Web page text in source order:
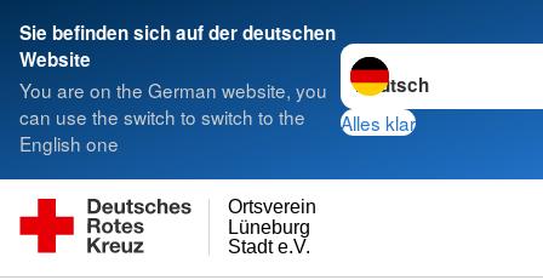
Sie befinden sich auf der deutschen
Website
You are on the German website, you
can use the switch to switch to the
English one
Sprache wechseln zu
Alles klar
Stadt e.V.
Lüneburg
Ortsverein